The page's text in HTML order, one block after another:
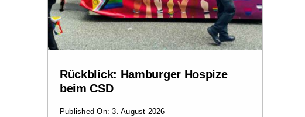
Rückblick: Hamburger Hospize
beim CSD
Published On: 3. August 2026